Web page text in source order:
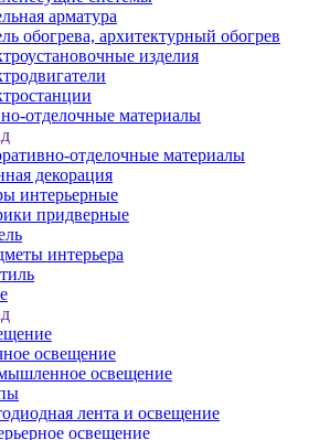
арматура
обогрева, архитектурный обогрев
изделия
отделочные материалы
отделочные материалы
декорация
интерьерные
придверные
интерьера
освещение
освещение
лента и освещение
освещение